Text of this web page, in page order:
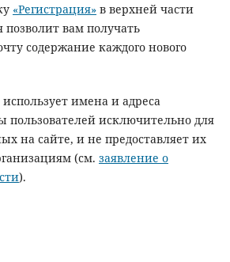
«Регистрация»в верхней части
позволит вам получать
содержание каждого нового
имена и адреса
пользователей исключительно для
на сайте, и не предоставляет их
(см. заявление о
).